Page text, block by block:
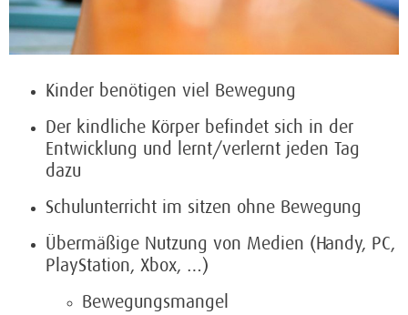
Kinder benötigen viel Bewegung
Der kindliche Körper befindet sich in der
Entwicklung und lernt/verlernt jeden Tag
dazu
Schulunterricht im sitzen ohne Bewegung
Übermäßige Nutzung von Medien (Handy, PC,
PlayStation, Xbox, …)
Bewegungsmangel